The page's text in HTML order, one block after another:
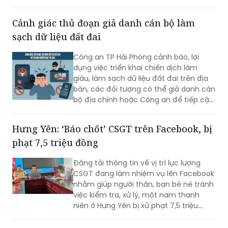
gói dưới nhãn “thuốc Đông y gia truyền”
để bán cho người bệnh.
Cảnh giác thủ đoạn giả danh cán bộ làm
sạch dữ liệu đất đai
Công an TP Hải Phòng cảnh báo, lợi
dụng việc triển khai chiến dịch làm
giàu, làm sạch dữ liệu đất đai trên địa
bàn, các đối tượng có thể giả danh cán
bộ địa chính hoặc Công an để tiếp cận,
người dân.
Hưng Yên: ‘Báo chốt’ CSGT trên Facebook, bị
phạt 7,5 triệu đồng
Đăng tải thông tin về vị trí lực lượng
CSGT đang làm nhiệm vụ lên Facebook
nhằm giúp người thân, bạn bè né tránh
việc kiểm tra, xử lý, một nam thanh
niên ở Hưng Yên bị xử phạt 7,5 triệu